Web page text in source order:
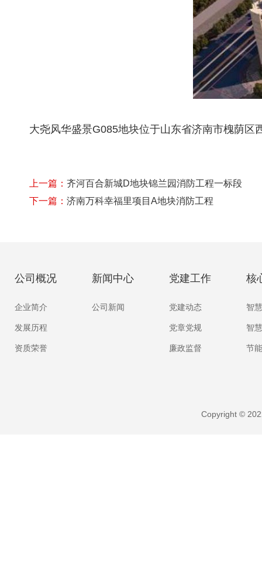
大尧风华盛景G085地块位于山东省济南市槐荫
上一篇： 齐河百合新城D地块锦兰园消防工程一标段
下一篇： 济南万科幸福里项目A地块消防工程
公司概况
企业简介
发展历程
资质荣誉
新闻中心
公司新闻
党建工作
党建动态
党章党规
廉政监督
核
智
智
节
Copyright ©